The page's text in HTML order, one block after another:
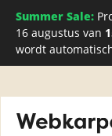
Summer Sale:
16 augustus van
wordt